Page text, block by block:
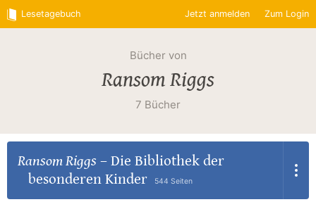
Lesetagebuch Jetzt anmelden Zum Login
Bücher von
Ransom Riggs
7 Bücher
Ransom Riggs – Die Bibliothek der
besonderen Kinder
544 Seiten